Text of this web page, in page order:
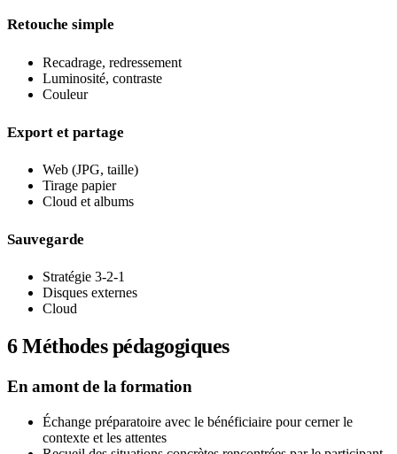
Retouche simple
Recadrage, redressement
Luminosité, contraste
Couleur
Export et partage
Web (JPG, taille)
Tirage papier
Cloud et albums
Sauvegarde
Stratégie 3-2-1
Disques externes
Cloud
6Méthodes pédagogiques
En amont de la formation
Échange préparatoire avec le bénéficiaire pour cerner le
contexte et les attentes